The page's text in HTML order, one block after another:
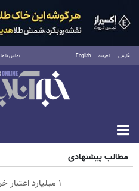
فارسی العربية English تماس با ما
شنبه ۱۷ مرداد ۱۴۰۵
مطالب پیشنهادی
۱ میلیارد اعتبار خرید طلا | بدون ضامن و چک